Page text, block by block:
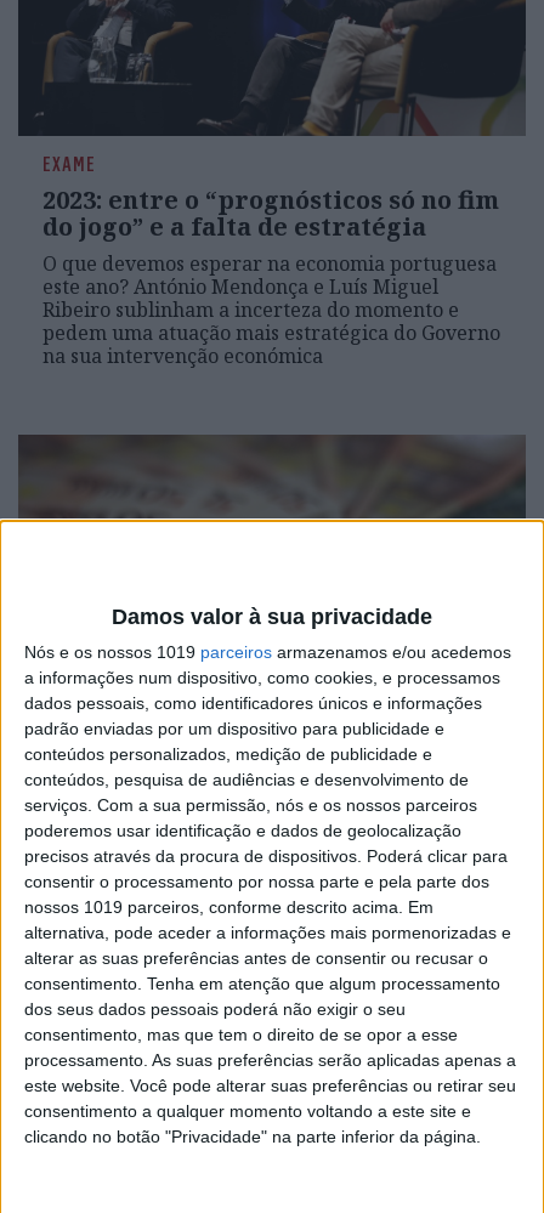
Damos valor à sua privacidade
Nós e os nossos 1019 parceiros armazenamos e/ou acedemos
a informações num dispositivo, como cookies, e processamos
dados pessoais, como identificadores únicos e informações
padrão enviadas por um dispositivo para publicidade e
conteúdos personalizados, medição de publicidade e
conteúdos, pesquisa de audiências e desenvolvimento de
serviços. Com a sua permissão, nós e os nossos parceiros
poderemos usar identificação e dados de geolocalização
precisos através da procura de dispositivos. Poderá clicar para
consentir o processamento por nossa parte e pela parte dos
nossos 1019 parceiros, conforme descrito acima. Em
alternativa, pode aceder a informações mais pormenorizadas e
alterar as suas preferências antes de consentir ou recusar o
consentimento. Tenha em atenção que algum processamento
dos seus dados pessoais poderá não exigir o seu
consentimento, mas que tem o direito de se opor a esse
processamento. As suas preferências serão aplicadas apenas a
este website. Você pode alterar suas preferências ou retirar seu
consentimento a qualquer momento voltando a este site e
clicando no botão "Privacidade" na parte inferior da página.
EXAME
2023: entre o “prognósticos só no fim
do jogo” e a falta de estratégia
O que devemos esperar na economia portuguesa
este ano? António Mendonça e Luís Miguel
Ribeiro sublinham a incerteza do momento e
pedem uma atuação mais estratégica do Governo
na sua intervenção económica
ECONOMIA
Bazuca europeia: Há ainda uma via-
sacra a percorrer até que o
dinheiro chegue ao terreno
A máquina está desenhada, mas não está
montada. A falta de definição das tarefas de cada
uma das quatro estruturas criadas para seguir a
atribuição e a execução dos fundos pode
aumentar a máquina burocrática, num processo
que se pretende “ágil, eficaz e transparente”.
Fernando Alfaiate, gestor do programa Compete,
é quem assegurará a boa aplicação dos fundos